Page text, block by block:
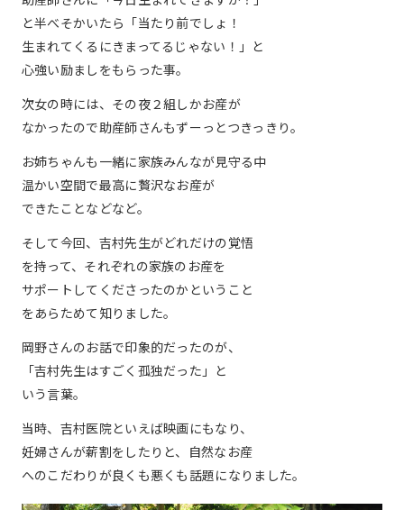
と半べそかいたら「当たり前でしょ！
生まれてくるにきまってるじゃない！」と
心強い励ましをもらった事。
次女の時には、その夜２組しかお産が
なかったので助産師さんもずーっとつきっきり。
お姉ちゃんも一緒に家族みんなが見守る中
温かい空間で最高に贅沢なお産が
できたことなどなど。
そして今回、吉村先生がどれだけの覚悟
を持って、それぞれの家族のお産を
サポートしてくださったのかということ
をあらためて知りました。
岡野さんのお話で印象的だったのが、
「吉村先生はすごく孤独だった」と
いう言葉。
当時、吉村医院といえば映画にもなり、
妊婦さんが薪割をしたりと、自然なお産
へのこだわりが良くも悪くも話題になりました。